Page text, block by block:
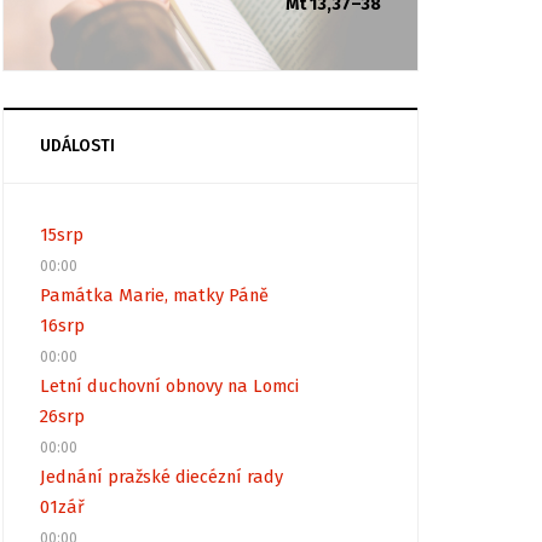
Mt 13,37–38
UDÁLOSTI
15srp
00:00
Památka Marie, matky Páně
16srp
00:00
Letní duchovní obnovy na Lomci
26srp
00:00
Jednání pražské diecézní rady
01zář
00:00